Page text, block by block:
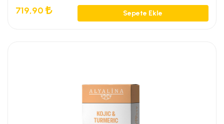
719,90 Sepete Ekle